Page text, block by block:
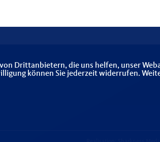
Drittanbietern, die uns helfen, unser
können Sie jederzeit widerrufen.